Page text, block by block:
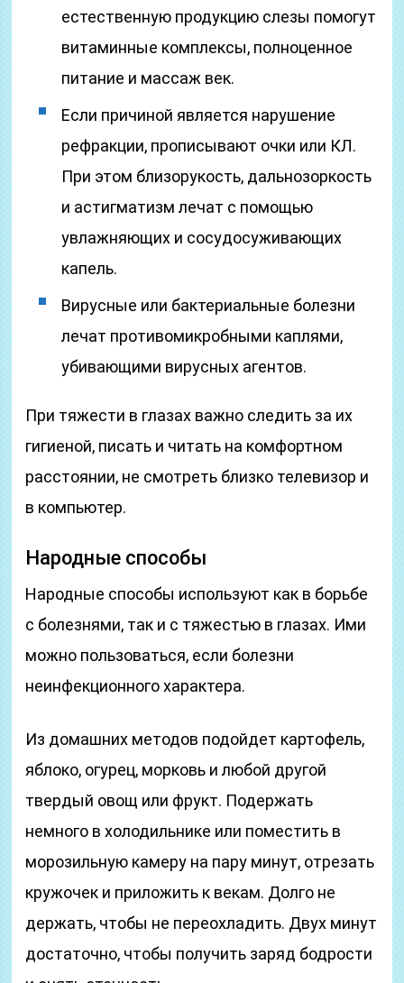
естественную продукцию слезы помогут
витаминные комплексы, полноценное
питание и массаж век.
Если причиной является нарушение
рефракции, прописывают очки или КЛ.
При этом близорукость, дальнозоркость
и астигматизм лечат с помощью
увлажняющих и сосудосуживающих
капель.
Вирусные или бактериальные болезни
лечат противомикробными каплями,
убивающими вирусных агентов.
При тяжести в глазах важно следить за их
гигиеной, писать и читать на комфортном
расстоянии, не смотреть близко телевизор и
в компьютер.
Народные способы
Народные способы используют как в борьбе
с болезнями, так и с тяжестью в глазах. Ими
можно пользоваться, если болезни
неинфекционного характера.
Из домашних методов подойдет картофель,
яблоко, огурец, морковь и любой другой
твердый овощ или фрукт. Подержать
немного в холодильнике или поместить в
морозильную камеру на пару минут, отрезать
кружочек и приложить к векам. Долго не
держать, чтобы не переохладить. Двух минут
достаточно, чтобы получить заряд бодрости